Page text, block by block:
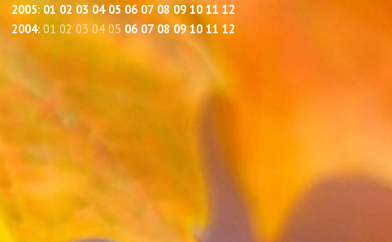
2005:01 02 03 04 05 06 07 08 09 10 11 12
2004: 01 02 03 04 05 06 07 08 09 10 11 12